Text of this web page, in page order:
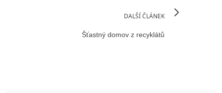
DALŠÍ ČLÁNEK
Šťastný domov z recyklátů